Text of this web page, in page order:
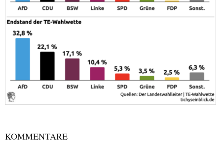
KOMMENTARE